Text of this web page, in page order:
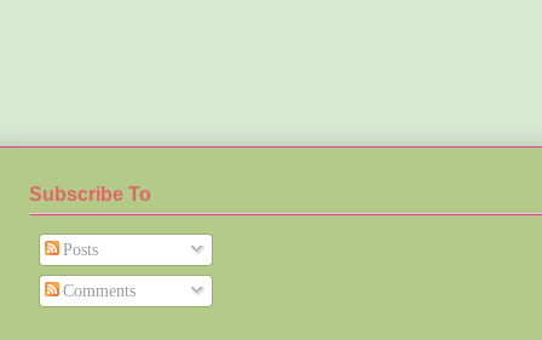
Subscribe To
Posts
Comments